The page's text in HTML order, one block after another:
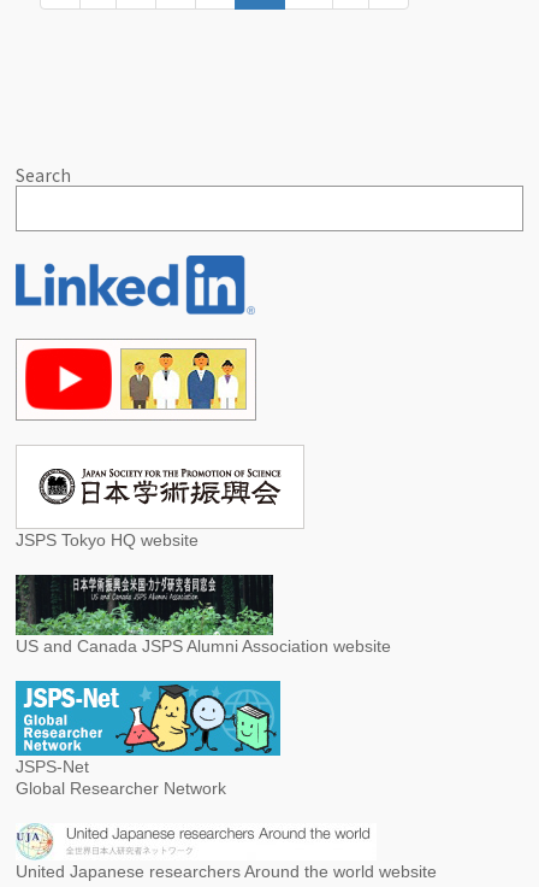
Search
JSPS Tokyo HQ website
US and Canada JSPS Alumni Association website
JSPS-Net
Global Researcher Network
United Japanese researchers Around the world website